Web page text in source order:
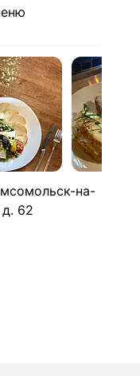
на-
62